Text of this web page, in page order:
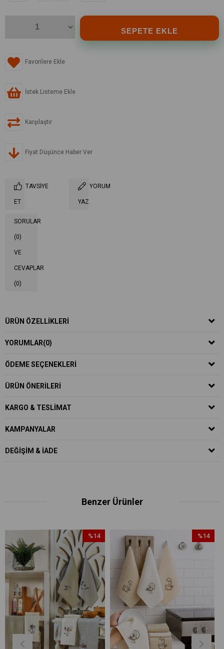
Favorilere Ekle
İstek Listeme Ekle
Karşılaştır
Fiyat Düşünce Haber Ver
TAVSIYE
ET
YORUM
YAZ
SORULAR
(0)
VE
CEVAPLAR
(0)
ÜRÜN ÖZELLIKLERI
YORUMLAR(0)
ÖDEME SEÇENEKLERI
ÜRÜN ÖNERILERI
KARGO & TESLIMAT
KAMPANYALAR
DEĞIŞIM & İADE
Benzer Ürünler
İndirim
%14İndirim
%14
İndirim
%14İndirim